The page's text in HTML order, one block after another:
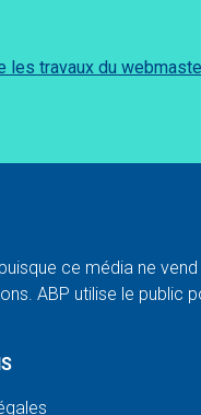
les travaux du
ce média ne
ABP utilise le public